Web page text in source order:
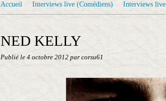
Accueil Interviews live (Comédiens) Interviews live
NED KELLY
Publié le 4 octobre 2012 par corsu61